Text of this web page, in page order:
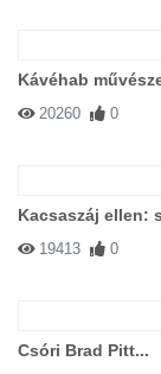
Kávéhab
20260 0
Kacsaszáj ellen:
19413 0
Csóri Brad Pitt...